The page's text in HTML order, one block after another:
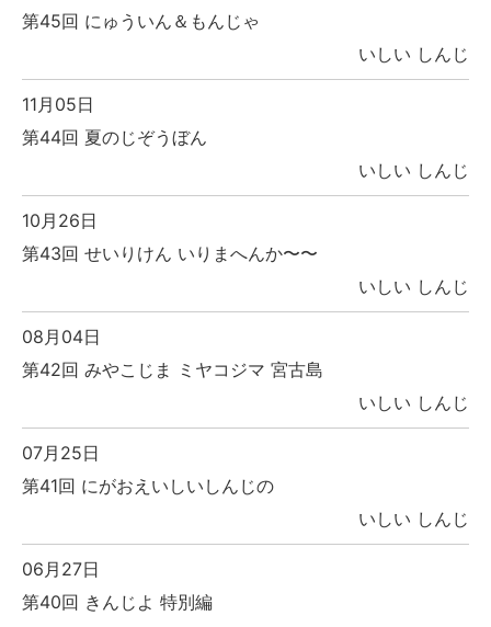
第45回 にゅういん＆もんじゃ
いしい しんじ
11月05日
第44回 夏のじぞうぼん
いしい しんじ
10月26日
第43回 せいりけん いりまへんか〜〜
いしい しんじ
08月04日
第42回 みやこじま ミヤコジマ 宮古島
いしい しんじ
07月25日
第41回 にがおえいしいしんじの
いしい しんじ
06月27日
第40回 きんじよ 特別編